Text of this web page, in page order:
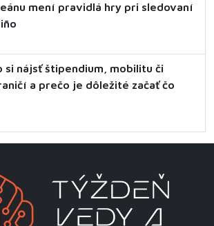
mení pravidlá hry pri sledovaní
si nájsť štipendium, mobilitu či
a prečo je dôležité začať čo